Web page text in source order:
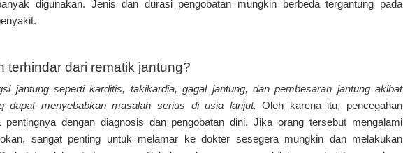
digunakan. Jenis dan durasi pengobatan mungkin berbeda tergantung pada
terhindar dari rematik jantung?
jantung seperti karditis, takikardia, gagal jantung, dan pembesaran jantung akibat
dapat menyebabkan masalah serius di usia lanjut.Oleh karena itu, pencegahan
pentingnya dengan diagnosis dan pengobatan dini. Jika orang tersebut mengalami
sangat penting untuk melamar ke dokter sesegera mungkin dan melakukan